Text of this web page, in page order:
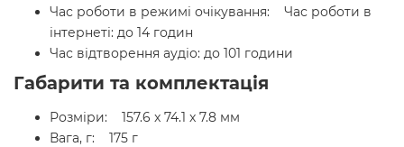
Час роботи в режимі очікування: Час роботи в
інтернеті: до 14 годин
Час відтворення аудіо: до 101 години
Габарити та комплектація
Розміри: 157.6 x 74.1 x 7.8 мм
Вага, г: 175 г